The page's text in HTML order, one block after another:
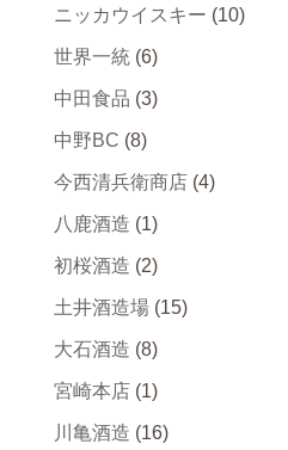
ニッカウイスキー (10)
世界一統 (6)
中田食品 (3)
中野BC (8)
今西清兵衛商店 (4)
八鹿酒造 (1)
初桜酒造 (2)
土井酒造場 (15)
大石酒造 (8)
宮崎本店 (1)
川亀酒造 (16)